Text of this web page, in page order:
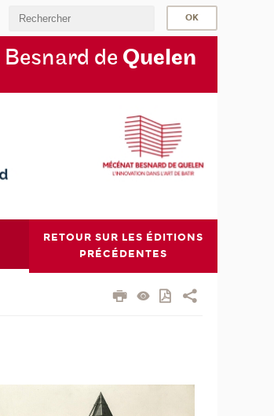
Besnard de Quelen
RETOUR SUR LES ÉDITIONS
PRÉCÉDENTES